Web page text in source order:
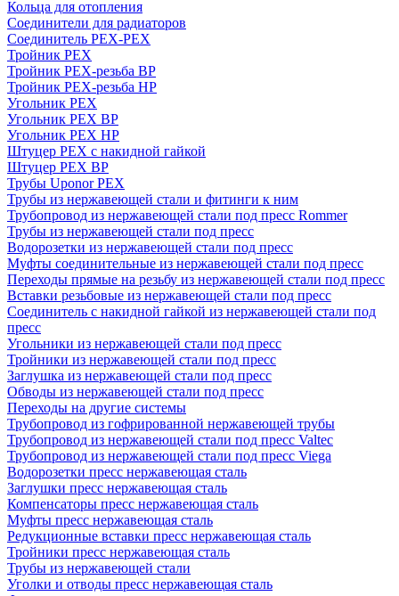
Кольца для отопления
Соединители для радиаторов
Соединитель PEX-PEX
Тройник PEX
Тройник PEX-резьба ВР
Тройник PEX-резьба НР
Угольник PEX
Угольник PEX ВР
Угольник PEX НР
Штуцер PEX c накидной гайкой
Штуцер PEX ВР
Трубы Uponor PEX
Трубы из нержавеющей стали и фитинги к ним
Трубопровод из нержавеющей стали под пресс Rommer
Трубы из нержавеющей стали под пресс
Водорозетки из нержавеющей стали под пресс
Муфты соединительные из нержавеющей стали под пресс
Переходы прямые на резьбу из нержавеющей стали под пресс
Вставки резьбовые из нержавеющей стали под пресс
Соединитель с накидной гайкой из нержавеющей стали под
пресс
Угольники из нержавеющей стали под пресс
Тройники из нержавеющей стали под пресс
Заглушка из нержавеющей стали под пресс
Обводы из нержавеющей стали под пресс
Переходы на другие системы
Трубопровод из гофрированной нержавеющей трубы
Трубопровод из нержавеющей стали под пресс Valtec
Трубопровод из нержавеющей стали под пресс Viega
Водорозетки пресс нержавеющая сталь
Заглушки пресс нержавеющая сталь
Компенсаторы пресс нержавеющая сталь
Муфты пресс нержавеющая сталь
Редукционные вставки пресс нержавеющая сталь
Тройники пресс нержавеющая сталь
Трубы из нержавеющей стали
Уголки и отводы пресс нержавеющая сталь